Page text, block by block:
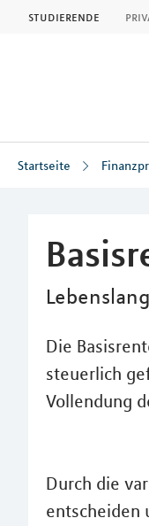
studierende
Startseite
Die
steuerlich
Vollendung
Durch die
entscheiden